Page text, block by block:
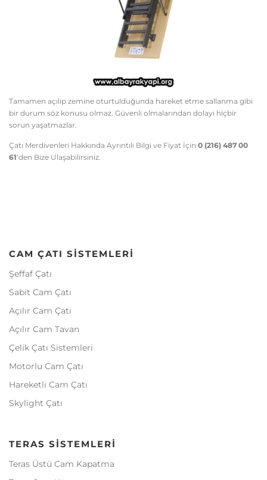
Tamamen açılıp zemine oturtulduğunda hareket etme sallanma gibi
bir durum söz konusu olmaz. Güvenli olmalarından dolayı hiçbir
sorun yaşatmazlar.
Çatı Merdivenleri Hakkında Ayrıntılı Bilgi ve Fiyat İçin 0 (216) 487 00
61‘den Bize Ulaşabilirsiniz.
CAM ÇATI SISTEMLERI
Şeffaf Çatı
Sabit Cam Çatı
Açılır Cam Çatı
Açılır Cam Tavan
Çelik Çatı Sistemleri
Motorlu Cam Çatı
Hareketli Cam Çatı
Skylight Çatı
TERAS SISTEMLERI
Teras Üstü Cam Kapatma